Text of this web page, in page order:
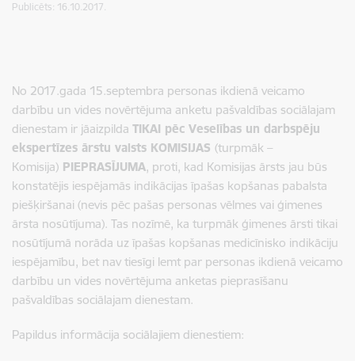
Publicēts: 16.10.2017.
No 2017.gada 15.septembra personas ikdienā veicamo
darbību un vides novērtējuma anketu pašvaldības sociālajam
dienestam ir jāaizpilda TIKAI pēc Veselības un darbspēju
ekspertīzes ārstu valsts KOMISIJAS (turpmāk –
Komisija) PIEPRASĪJUMA, proti, kad Komisijas ārsts jau būs
konstatējis iespējamās indikācijas īpašas kopšanas pabalsta
piešķiršanai (nevis pēc pašas personas vēlmes vai ģimenes
ārsta nosūtījuma). Tas nozīmē, ka turpmāk ģimenes ārsti tikai
nosūtījumā norāda uz īpašas kopšanas medicīnisko indikāciju
iespējamību, bet nav tiesīgi lemt par personas ikdienā veicamo
darbību un vides novērtējuma anketas pieprasīšanu
pašvaldības sociālajam dienestam.
Papildus informācija sociālajiem dienestiem: